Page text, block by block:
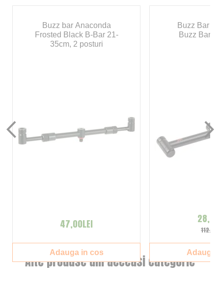
Alte produse din aceeasi categorie
Buzz bar Anaconda
Frosted Black B-Bar 21-
35cm, 2 posturi
47,00LEI
Adauga in cos
Buzz Bar
Buzz Bars,
Adauga